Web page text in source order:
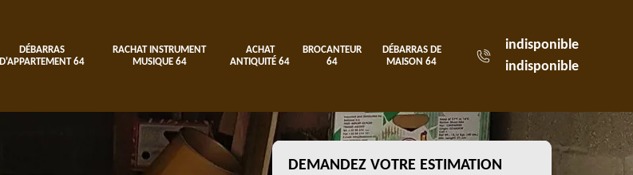
DÉBARRAS
D'APPARTEMENT 64
RACHAT INSTRUMENT
MUSIQUE 64
ACHAT
ANTIQUITÉ 64
BROCANTEUR
64
DÉBARRAS DE
MAISON 64
indisponible
indisponible
DEMANDEZ VOTRE ESTIMATION